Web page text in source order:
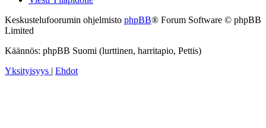
Keskustelufoorumin ohjelmisto phpBB® Forum Software © phpBB
Limited
Käännös: phpBB Suomi (lurttinen, harritapio, Pettis)
Yksityisyys | Ehdot